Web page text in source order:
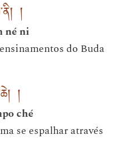
།
né ni
do Buda
།
ché
se espalhar através